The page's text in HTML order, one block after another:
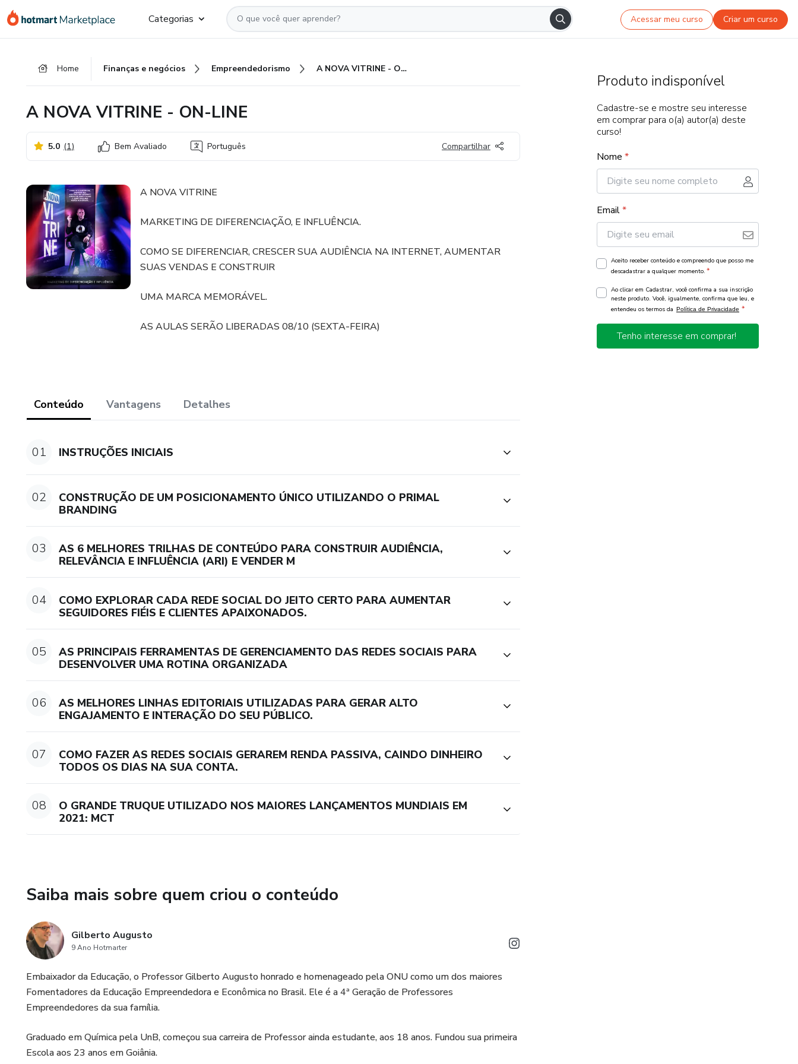
para
para
para
Categorias Acessar meu curso Criar um curso
Home Finanças e negócios Empreendedorismo A NOVA VITRINE - ON-LINE
A NOVA VITRINE - ON-LINE
5.0 (1) Bem Avaliado Português Compartilhar
A NOVA VITRINE
MARKETING DE DIFERENCIAÇÃO, E INFLUÊNCIA.
COMO SE DIFERENCIAR, CRESCER SUA AUDIÊNCIA NA INTERNET, AUMENTAR
SUAS VENDAS E CONSTRUIR
UMA MARCA MEMORÁVEL.
AS AULAS SERÃO LIBERADAS 08/10 (SEXTA-FEIRA)
Conteúdo Vantagens Detalhes
01 INSTRUÇÕES INICIAIS
02
CONSTRUÇÃO DE UM POSICIONAMENTO ÚNICO UTILIZANDO O PRIMAL
BRANDING
03
AS 6 MELHORES TRILHAS DE CONTEÚDO PARA CONSTRUIR AUDIÊNCIA,
RELEVÂNCIA E INFLUÊNCIA (ARI) E VENDER M
04
COMO EXPLORAR CADA REDE SOCIAL DO JEITO CERTO PARA AUMENTAR
SEGUIDORES FIÉIS E CLIENTES APAIXONADOS.
05
AS PRINCIPAIS FERRAMENTAS DE GERENCIAMENTO DAS REDES SOCIAIS PARA
DESENVOLVER UMA ROTINA ORGANIZADA
06
AS MELHORES LINHAS EDITORIAIS UTILIZADAS PARA GERAR ALTO
ENGAJAMENTO E INTERAÇÃO DO SEU PÚBLICO.
07
COMO FAZER AS REDES SOCIAIS GERAREM RENDA PASSIVA, CAINDO DINHEIRO
TODOS OS DIAS NA SUA CONTA.
08
O GRANDE TRUQUE UTILIZADO NOS MAIORES LANÇAMENTOS MUNDIAIS EM
2021: MCT
Saiba mais sobre quem criou o conteúdo
Gilberto Augusto
9 Ano Hotmarter
Embaixador da Educação, o Professor Gilberto Augusto honrado e homenageado pela ONU como um dos maiores
Fomentadores da Educação Empreendedora e Econômica no Brasil. Ele é a 4ª Geração de Professores
Empreendedores da sua família.
Graduado em Química pela UnB, começou sua carreira de Professor ainda estudante, aos 18 anos. Fundou sua primeira
Escola aos 23 anos em Goiânia.
Produto indisponível
Cadastre-se e mostre seu interesse
em comprar para o(a) autor(a) deste
curso!
Nome *
Email*
Aceito receber conteúdo e compreendo que posso me
descadastrar a qualquer momento. *
Ao clicar em Cadastrar, você confirma a sua inscrição
neste produto. Você, igualmente, confirma que leu, e
entendeu os termos da Política de Privacidade *
Tenho interesse em comprar!